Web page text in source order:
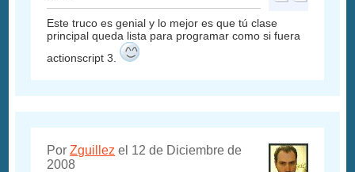
Este truco es genial y lo mejor es que tú clase
principal queda lista para programar como si fuera
actionscript 3.
PorZguillez el 12 de Diciembre de
2008